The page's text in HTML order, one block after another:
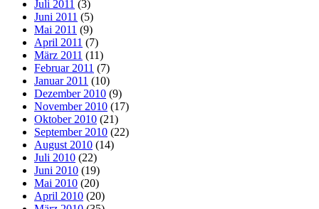
Juli 2011 (3)
Juni 2011 (5)
Mai 2011 (9)
April 2011 (7)
März 2011 (11)
Februar 2011 (7)
Januar 2011 (10)
Dezember 2010 (9)
November 2010 (17)
Oktober 2010 (21)
September 2010 (22)
August 2010 (14)
Juli 2010 (22)
Juni 2010 (19)
Mai 2010 (20)
April 2010 (20)